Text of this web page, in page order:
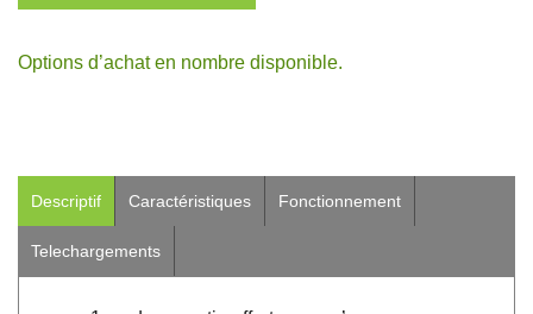
Options d’achat en nombre disponible.
Descriptif Caractéristiques Fonctionnement
Telechargements